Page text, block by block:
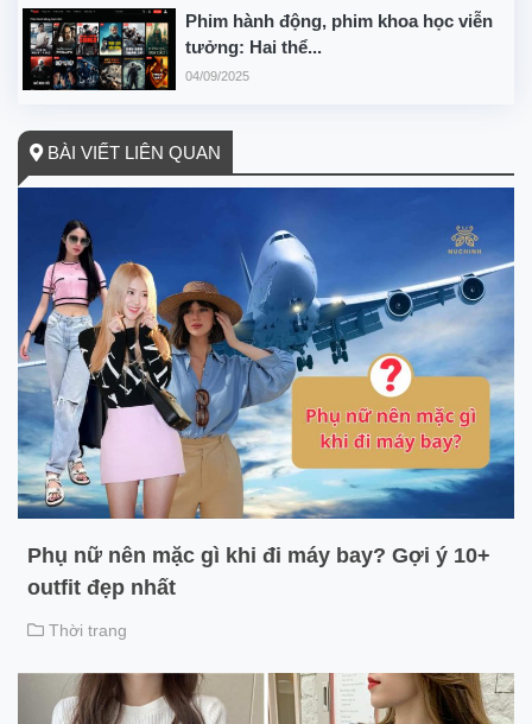
Phim hành động, phim khoa học viễn
tưởng: Hai thể...
04/09/2025
BÀI VIẾT LIÊN QUAN
Phụ nữ nên mặc gì khi đi máy bay? Gợi ý 10+
outfit đẹp nhất
Thời trang